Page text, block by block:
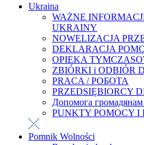
Ukraina
WAŻNE
UKRAINY
NOWELIZACJA
DEKLARACJA
OPIEKA
ZBIÓRKI i ODBIÓR
PRACA / РОБОТА
PRZEDSIĘBIORCY
Допомога громадянам
PUNKTY POMOCY I
Pomnik Wolności